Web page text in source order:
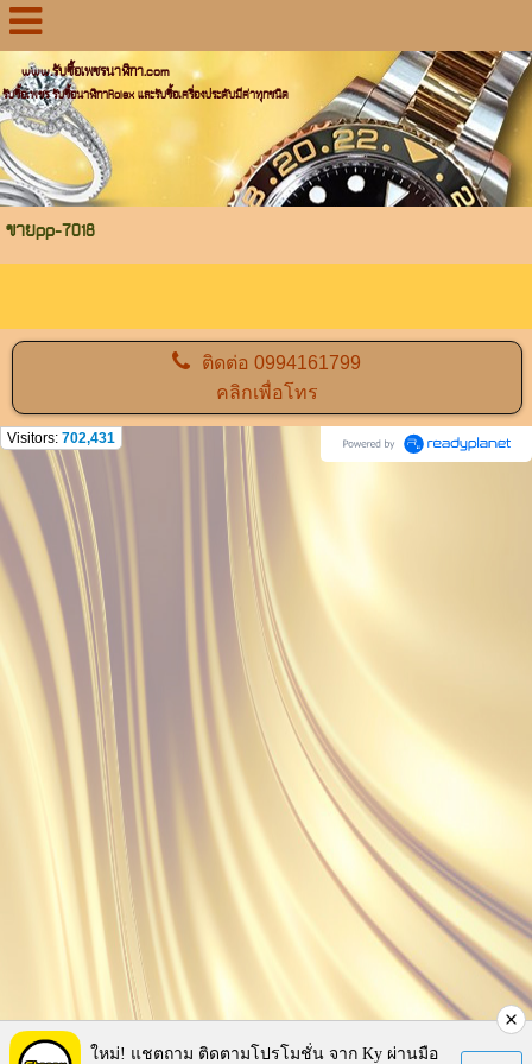
www.รับซื้อเพชรนาฬิกา.com
รับซื้อเพชร รับซื้อนาฬิกาRolex และรับซื้อเครื่องประดับมีค่าทุกชนิด
ขายpp-7018
ติดต่อ0994161799
คลิกเพื่อโทร
Visitors: 702,431
ใหม่! แชตถาม ติดตามโปรโมชั่น จาก Ky ผ่านมือ